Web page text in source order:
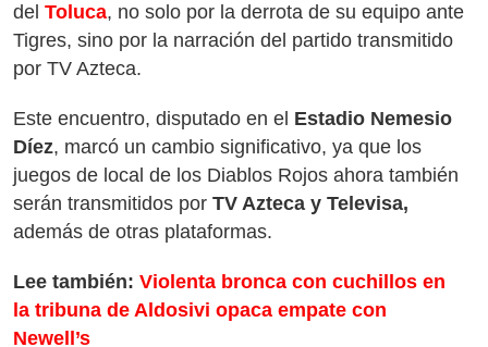
del Toluca, no solo por la derrota de su equipo ante
Tigres, sino por la narración del partido transmitido
por TV Azteca.
Este encuentro, disputado en el Estadio Nemesio
Díez, marcó un cambio significativo, ya que los
juegos de local de los Diablos Rojos ahora también
serán transmitidos por TV Azteca y Televisa,
además de otras plataformas.
Lee también: Violenta bronca con cuchillos en
la tribuna de Aldosivi opaca empate con
Newell’s